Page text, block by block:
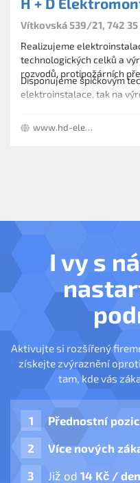
Vítkovská 539/21, 742 35
Realizujeme
technologických celků a
rozvodů, protipožárních
Disponujeme špičkovým
elektroinstalace, tak na
Instalujeme počítačové a
www.hd-elektro.cz
I vy s
Aktivujte si rozšířený
získejte zvýraznění
tam, kde vás
Přednostní
Více nových
Již od 14 Kč / den